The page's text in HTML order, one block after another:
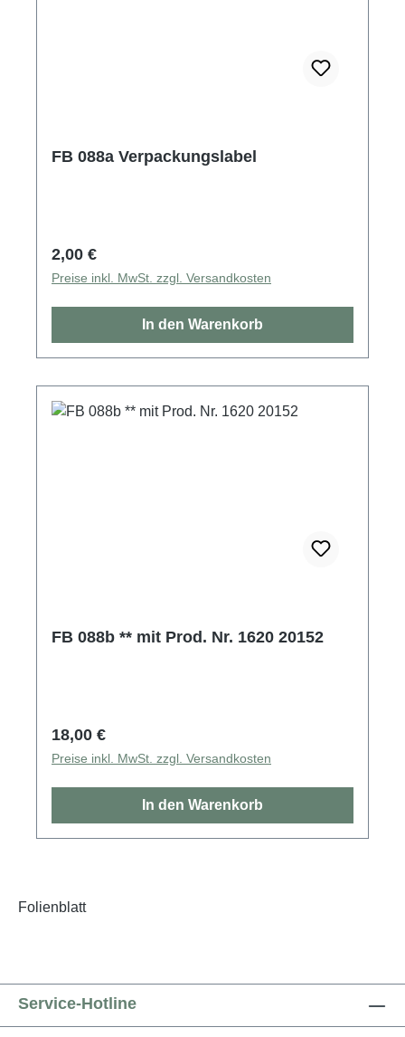
FB 088a Verpackungslabel
Regulärer Preis:
2,00 €
Preise inkl. MwSt. zzgl. Versandkosten
In den Warenkorb
FB 088b ** mit Prod. Nr. 1620 20152
Regulärer Preis:
18,00 €
Preise inkl. MwSt. zzgl. Versandkosten
In den Warenkorb
Folienblatt
Service-Hotline